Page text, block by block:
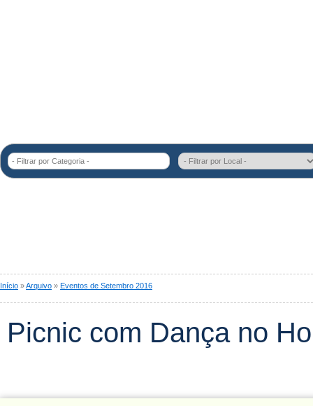
- Filtrar por Categoria -
Início »Arquivo » Eventos de Setembro 2016
Picnic com Dança no